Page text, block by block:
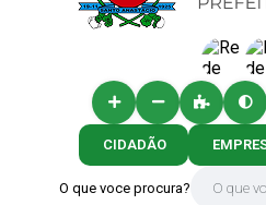
O que voce procura?
CIDADÃO